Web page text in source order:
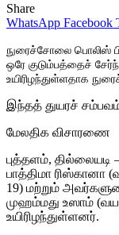
Share
WhatsApp Facebook
நுரைச்சோலை பொலிஸ்
ஒரே குடும்பத்தைச்
உயிரிழந்துள்ளதாக
இந்தத் துயரச்
மேலதிக விசாரணை
புத்தளம், தில்லையடி
பாத்திமா ரிஸ்கானா
19) மற்றும்
முஹம்மது உஸாம்
உயிரிழந்துள்ளனர்.